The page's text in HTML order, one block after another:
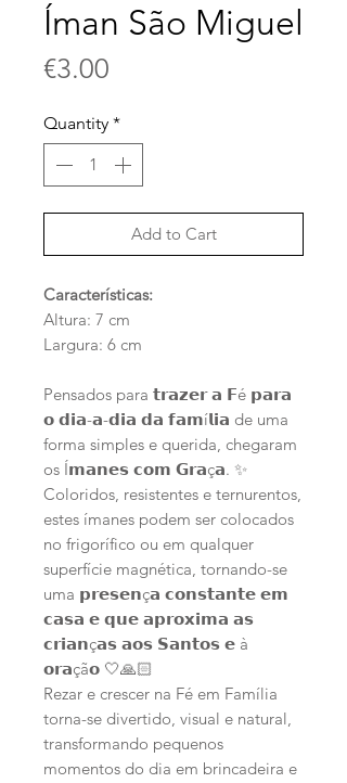
Íman São Miguel
€3.00
Quantity *
Add to Cart
Características:
Altura: 7 cm
Largura: 6 cm
Pensados para 𝘁𝗿𝗮𝘇𝗲𝗿 𝗮 𝗙é 𝗽𝗮𝗿𝗮
𝗼 𝗱𝗶𝗮-𝗮-𝗱𝗶𝗮 𝗱𝗮 𝗳𝗮𝗺í𝗹𝗶𝗮 de uma
forma simples e querida, chegaram
os Í𝗺𝗮𝗻𝗲𝘀 𝗰𝗼𝗺 𝗚𝗿𝗮ç𝗮. ✨
Coloridos, resistentes e ternurentos,
estes ímanes podem ser colocados
no frigorífico ou em qualquer
superfície magnética, tornando-se
uma 𝗽𝗿𝗲𝘀𝗲𝗻ç𝗮 𝗰𝗼𝗻𝘀𝘁𝗮𝗻𝘁𝗲 𝗲𝗺
𝗰𝗮𝘀𝗮 𝗲 𝗾𝘂𝗲 𝗮𝗽𝗿𝗼𝘅𝗶𝗺𝗮 𝗮𝘀
𝗰𝗿𝗶𝗮𝗻ç𝗮𝘀 𝗮𝗼𝘀 𝗦𝗮𝗻𝘁𝗼𝘀 𝗲 à
𝗼𝗿𝗮çã𝗼 🤍🙏🏻
Rezar e crescer na Fé em Família
torna-se divertido, visual e natural,
transformando pequenos
momentos do dia em brincadeira e